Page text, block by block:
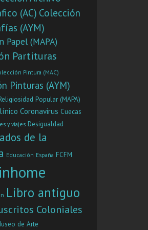
(AC) Colección
(AYM)
Papel (MAPA)
Partituras
Pintura (MAC)
Pinturas (AYM)
Popular (MAPA)
Coronavirus Cuecas
y viajes Desigualdad
de la
Educación España FCFM
inhome
Libro antiguo
Coloniales
de Arte